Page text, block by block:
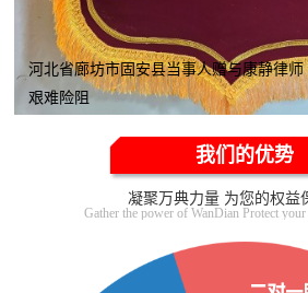
河北省廊坊市固安县当事人赠与康静律
艰难险阻
我们的优势
凝聚万典力量 为您的权益
Gather the power of WanDian Protect